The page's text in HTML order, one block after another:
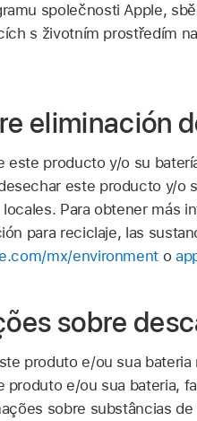
společnosti Apple,
s životním prostředím
eliminación
este producto y/o su
este producto y/o
Para obtener más
para reciclaje, las
mx/environment o
sobre
produto e/ou sua
produto e/ou sua bateria,
sobre substâncias